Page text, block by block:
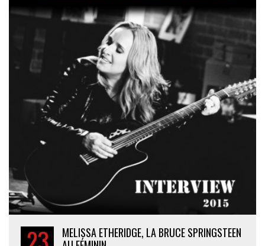
MELISSA ETHERIDGE, LA BRUCE SPRINGSTEEN